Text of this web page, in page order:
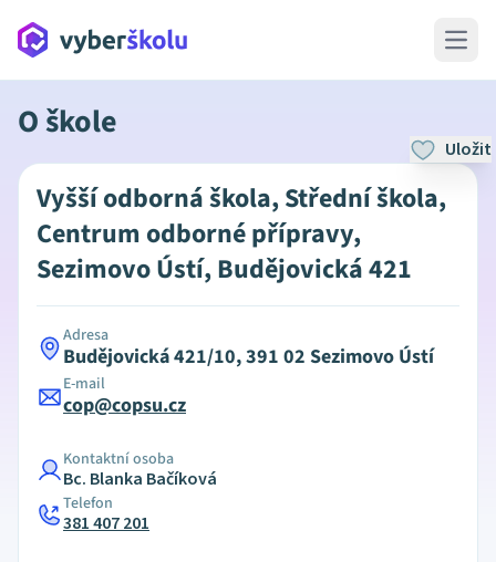
Open
O škole
Uložit
Vyšší odborná škola, Střední škola,
Centrum odborné přípravy,
Sezimovo Ústí, Budějovická 421
Adresa
Budějovická 421/10, 391 02 Sezimovo Ústí
E-mail
cop@copsu.cz
Kontaktní osoba
Bc. Blanka Bačíková
Telefon
381 407 201